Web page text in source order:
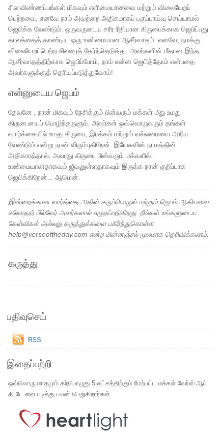
சில விண்ணப்பங்கள் மிகவும் எளிமையானவை மற்றும் விலையேறப்
பெற்றவை, எனவே நாம் அவற்றை அதிகமாகப் பகுப்பாய்வு செய்யாமல்
ஜெபிக்க வேண்டும். ஒருவருடைய சரீர ரீதியான கிருபைக்காக ஜெபிப்பது
காலத்தைத் தாண்டிய ஒரு உண்மையான ஆசீர்வாதம். எனவே, நமக்கு
விலையேறப்பெற்ற சிலரைத் தேர்ந்தெடுத்து, அவர்களின் மீதான இந்த
ஆசீர்வாதத்திற்காக ஜெபிப்போம், நாம் என்ன ஜெபித்தோம் என்பதை
அவர்களுக்குத் தெரியப்படுத்துவோம்!
என்னுடைய ஜெபம்
தேவனே , நான் மிகவும் நேசிக்கும் பின்வரும் மக்கள் மீது உமது
கிருபையைப் பொழிந்தருளும். அவர்கள் ஒவ்வொருவரும் தங்கள்
வாழ்க்கையில் உமது கிருபை, இரக்கம் மற்றும் வல்லமையை அறிய
வேண்டும் என்று நான் விரும்புகிறேன். இயேசுவின் நாமத்தின்
அதிகாரத்தால், அவரது கிருபை பின்வரும் மக்களில்
உண்மையானதாகவும் ஜீவனுள்ளதாகவும் இருக்க நான் குறிப்பாக
ஜெபிக்கிறேன்... ஆமென்.
இன்றைக்கான வார்த்தை அதின் கருப்பொருள் மற்றும் ஜெபம் ஆகியவை
சகோதரர் பில்வேர் அவர்களால் எழுதப்படுகிறது. நீங்கள் உங்களுடைய
கேள்விகள் அல்லது கருத்துக்களை பகிர்ந்துகொள்ள
help@verseoftheday.com என்ற மின்னஞ்சல் மூலமாக தெரிவிக்கலாம்.
கருத்து
பதிவுசெய்
RSS
இதைப்பற்றி
ஒவ்வொரு மாதமும் தற்பொழுது 5 லட்சத்திற்கும் மேற்பட்ட மக்கள் வேர்ஸ் ஆப்
தி டே வை படித்து பயன் பெறுகிறார்கள்.